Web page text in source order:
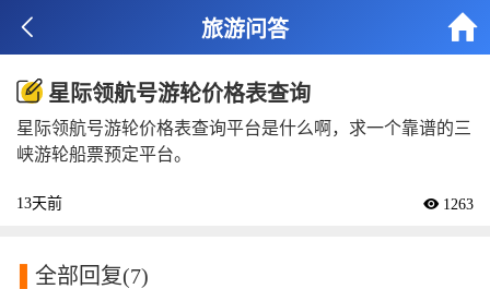
 旅游问答 
星际领航号游轮价格表查询
星际领航号游轮价格表查询平台是什么啊，求一个靠谱的三
峡游轮船票预定平台。
13天前  1263
全部回复(7)